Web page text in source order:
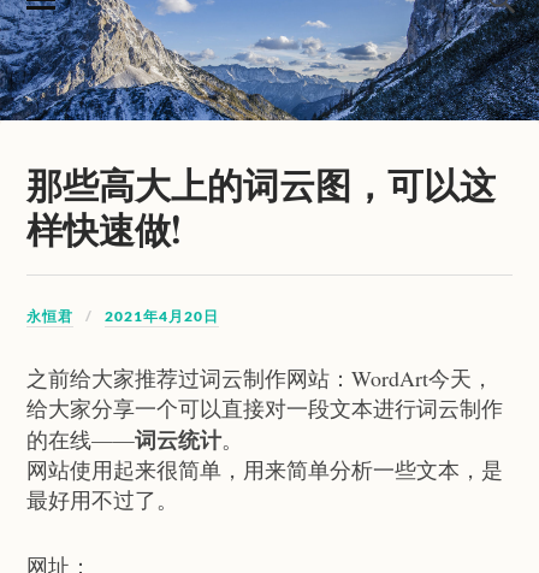
那些高大上的词云图，可以这
样快速做!
永恒君 2021年4月20日
之前给大家推荐过词云制作网站：WordArt今天，
给大家分享一个可以直接对一段文本进行词云制作
的在线——词云统计。
网站使用起来很简单，用来简单分析一些文本，是
最好用不过了。
网址：